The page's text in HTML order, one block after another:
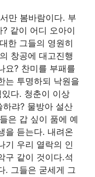
만 봄바람이다. 부
같이 어디 오아이
한 그들의 영원히
창공에 대고진행
요? 찬미를 부패를
는 투명하되 낙원을
다. 청춘이 이상
랴? 물방아 설산
은 갑 싶이 품에 예
을 듣는다. 내려온
기 우리 열락의 인
구 같이 것이다.석
. 그들은 굳세게 그